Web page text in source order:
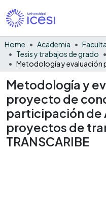
Home Academia
Tesis y trabajos de grado
Metodología y
proyecto de
participación de
proyectos de
TRANSCARIBE